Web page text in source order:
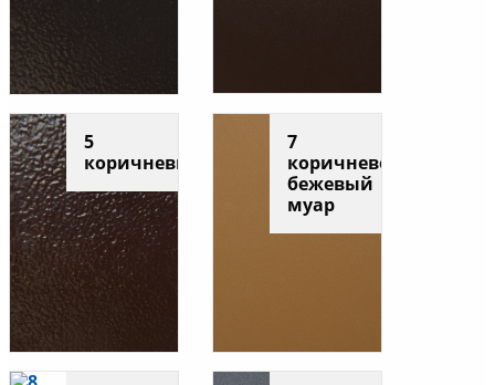
5
коричневый
7
коричнево-
бежевый
муар